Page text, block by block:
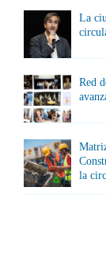
La
Red
la